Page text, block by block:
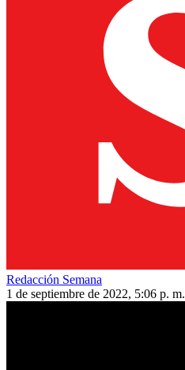
Redacción Semana
1 de septiembre de 2022, 5:06 p. m.